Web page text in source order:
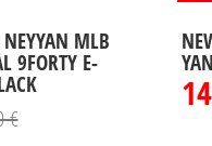
MLB
9FORTY E-
€